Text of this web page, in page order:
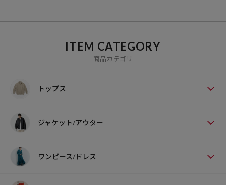
ITEM CATEGORY
商品カテゴリ
トップス
ジャケット/アウター
ワンピース/ドレス